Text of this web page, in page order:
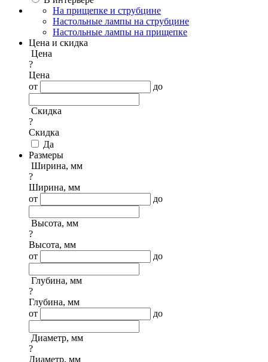
На прищепке и струбцине
Настольные лампы на струбцине
Настольные лампы на прищепке
Цена и скидка
Цена
?
Цена
от
до
Скидка
?
Скидка
Да
Размеры
Ширина, мм
?
Ширина, мм
от
до
Высота, мм
?
Высота, мм
от
до
Глубина, мм
?
Глубина, мм
от
до
Диаметр, мм
?
Диаметр, мм